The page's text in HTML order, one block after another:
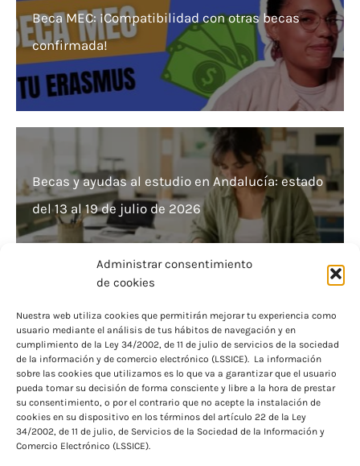
Administrar consentimiento
de cookies
Nuestra web utiliza cookies que permitirán mejorar tu experiencia como
usuario mediante el análisis de tus hábitos de navegación y en
cumplimiento de la Ley 34/2002, de 11 de julio de servicios de la sociedad
de la información y de comercio electrónico (LSSICE). La información
sobre las cookies que utilizamos es lo que va a garantizar que el usuario
pueda tomar su decisión de forma consciente y libre a la hora de prestar
su consentimiento, o por el contrario que no acepte la instalación de
cookies en su dispositivo en los términos del artículo 22 de la Ley
34/2002, de 11 de julio, de Servicios de la Sociedad de la Información y
Comercio Electrónico (LSSICE).
Beca MEC: ¡Compatibilidad con otras becas
confirmada!
Becas y ayudas al estudio en Andalucía: estado
del 13 al 19 de julio de 2026
¡Atención estudiantes! Notificaciones de becas
del Ministerio de Educación